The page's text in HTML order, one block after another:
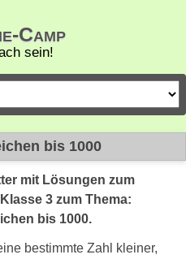
Camp
sein!
bis 1000
mit Lösungen zum
3 zum Thema:
bis 1000.
bestimmte Zahl kleiner,